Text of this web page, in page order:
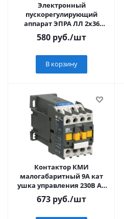
Электронный
пускорегулирующий
аппарат ЭПРА ЛЛ 2х36
встраиваемый
580 руб./шт
В корзину
Контактор КМИ
малогабаритный 9А кат
ушка управления 230В АС
1НО
673 руб./шт